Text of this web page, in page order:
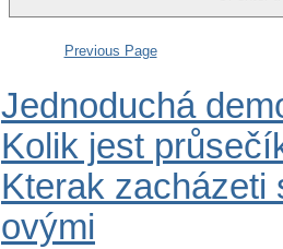
Previous Page
Jednoduchá
Kolik jest
Kterak zacházeti
ovými